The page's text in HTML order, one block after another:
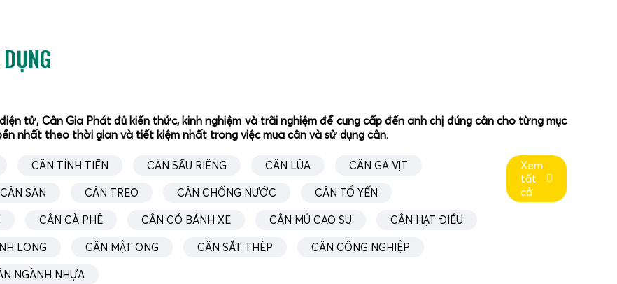
dạng tính tiền tiêu chuẩn thường gồm: mặt bàn cân bằng inox hoặc thép sơn tĩnh
biến tải (loadcell) độ chính xác cao, màn hình hiển thị LED hoặc LCD, bàn phím nhập liệu, bộ xử lý trung tâm,
trữ dữ liệu hàng hóa, cổng kết nối (USB, RS232, LAN), nguồn điện và pin sạc dự phòng. Tùy phân khúc, cân có
thêm máy in nhiệt, đầu đọc mã vạch, kết nối phần mềm quản lý bán hàng, kết nối mạng LAN hoặc WiFi để
liệu với hệ thống POS, ERP.
tế,cân điện tử
tử, Cân Gia Phát đủ kiến thức, kinh nghiệm và trãi nghiệm để cung cấp đến anh chị đúng cân cho từng mục
nhất theo thời gian và tiết kiệm nhất trong việc mua cân và sử dụng cân.
CÂN TÍNH TIỀN CÂN SẦU RIÊNG CÂN LÚA CÂN GÀ VỊT
CÂN SÀN CÂN TREO CÂN CHỐNG NƯỚC CÂN TỔ YẾN
CÂN CÀ PHÊ CÂN CÓ BÁNH XE CÂN MỦ CAO SU CÂN HẠT ĐIỀU
LONG CÂN MẬT ONG CÂN SẮT THÉP CÂN CÔNG NGHIỆP
NGÀNH NHỰA
Xem
tất
cả